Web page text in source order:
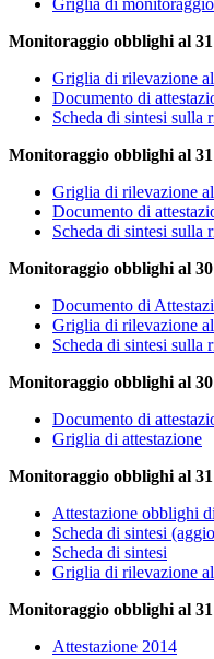
Monitoraggio obblighi al 31
Griglia di rilevazione
Documento di
Scheda di sintesi
Monitoraggio obblighi al 31
Griglia di rilevazione
Documento di
Scheda di sintesi
Monitoraggio obblighi al
Documento di
Griglia di rilevazione
Scheda di sintesi
Monitoraggio obblighi al 30
Documento di
Griglia di attestazione
Monitoraggio obblighi al
Attestazione obblighi
Scheda di sintesi
Scheda di sintesi
Griglia di rilevazione
Monitoraggio obblighi al
Attestazione 2014